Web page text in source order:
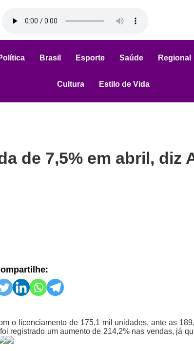
Brasil Esporte Saúde Regional
Cultura Estilo de Vida
de 7,5% em abril, diz
o licenciamento de 175,1 mil unidades, ante as
registrado um aumento de 214,2% nas vendas, já